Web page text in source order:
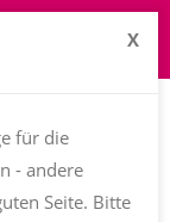
X
für die
- andere
Seite. Bitte